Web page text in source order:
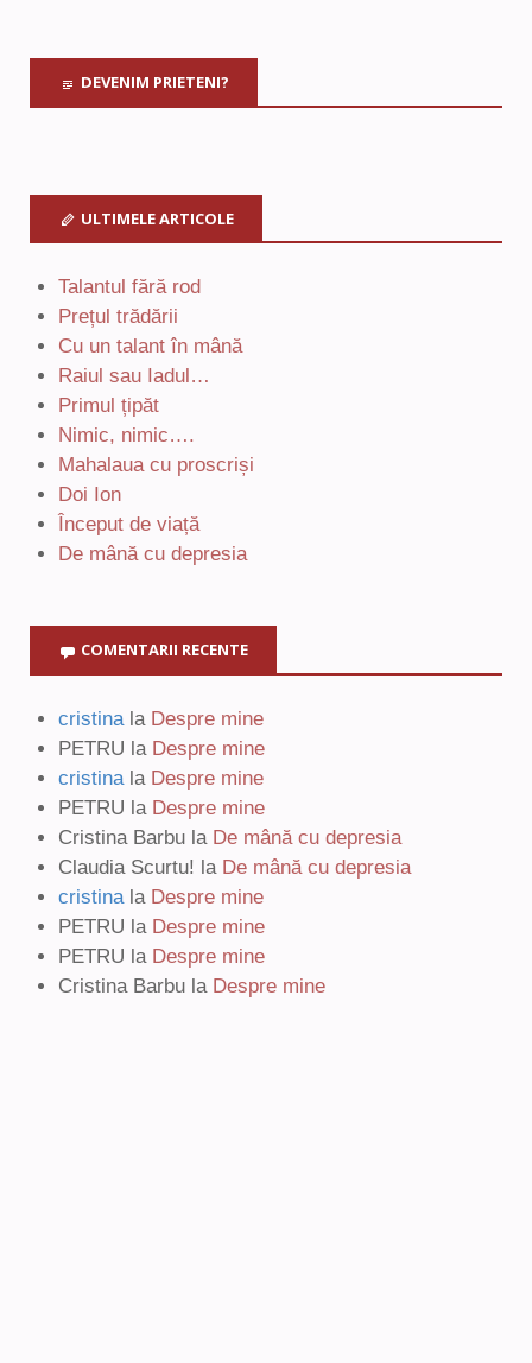
DEVENIM PRIETENI?
ULTIMELE ARTICOLE
Talantul fără rod
Prețul trădării
Cu un talant în mână
Raiul sau Iadul…
Primul țipăt
Nimic, nimic….
Mahalaua cu proscriși
Doi Ion
Început de viață
De mână cu depresia
COMENTARII RECENTE
cristina la Despre mine
PETRU la Despre mine
cristina la Despre mine
PETRU la Despre mine
Cristina Barbu la De mână cu depresia
Claudia Scurtu! la De mână cu depresia
cristina la Despre mine
PETRU la Despre mine
PETRU la Despre mine
Cristina Barbu la Despre mine